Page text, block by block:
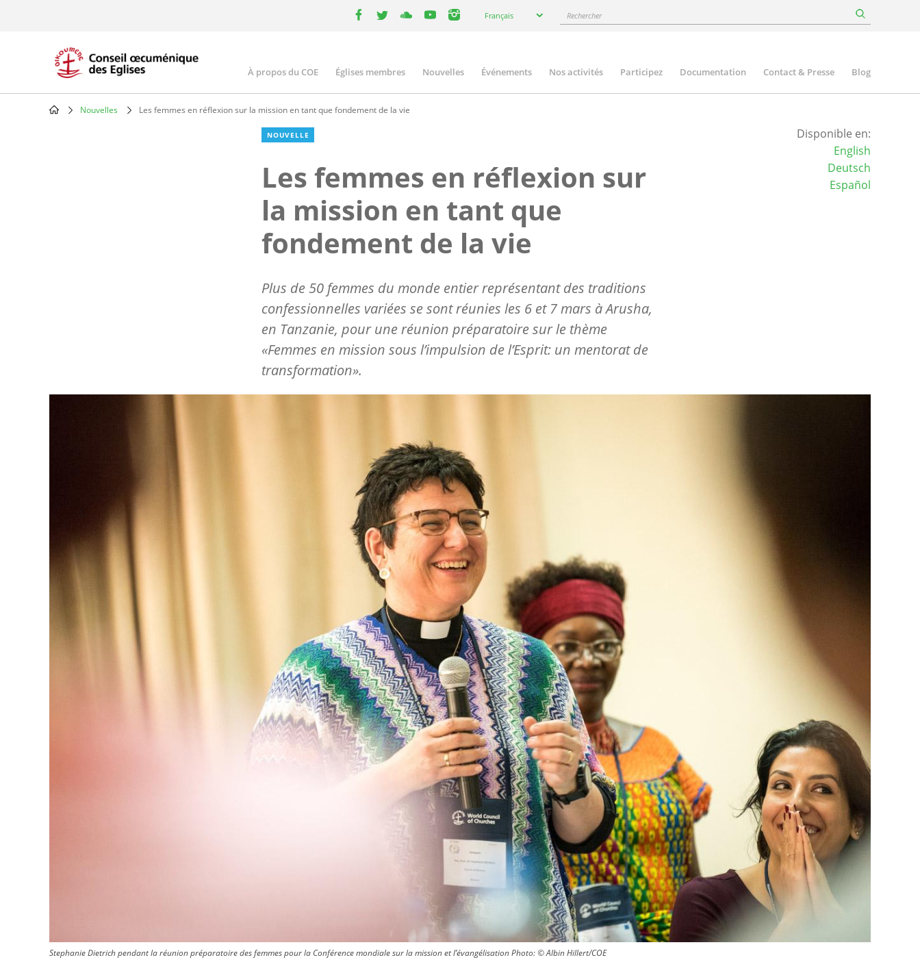
your
Français Rechercher
Main
navigation
À propos du COE Églises membres Nouvelles Événements Nos activités Participez Documentation Contact & Presse Blog
Nouvelles Les femmes en réflexion sur la mission en tant que fondement de la vie
NOUVELLE
Les femmes en réflexion sur
la mission en tant que
fondement de la vie
Plus de 50 femmes du monde entier représentant des traditions
confessionnelles variées se sont réunies les 6 et 7 mars à Arusha,
en Tanzanie, pour une réunion préparatoire sur le thème
«Femmes en mission sous l’impulsion de l’Esprit: un mentorat de
transformation».
Disponible en:
English
Deutsch
Español
Stephanie Dietrich pendant la réunion préparatoire des femmes pour la Conférence mondiale sur la mission et l’évangélisation Photo: © Albin Hillert/COE